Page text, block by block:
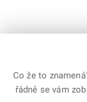
Co že to
řádně se vám